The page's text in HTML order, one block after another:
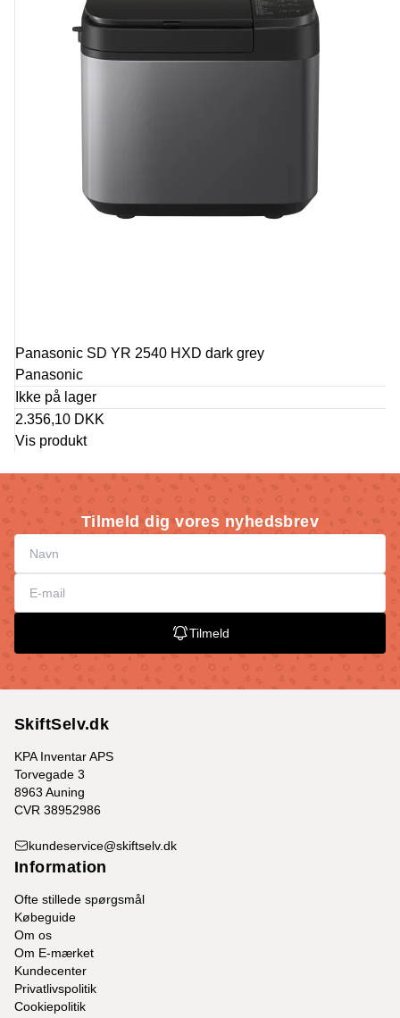
Panasonic SD YR 2540 HXD dark grey
Panasonic
Ikke på lager
2.356,10 DKK
Vis produkt
Tilmeld dig vores nyhedsbrev
Tilmeld
SkiftSelv.dk
KPA Inventar APS
Torvegade 3
8963 Auning
CVR 38952986
kundeservice@skiftselv.dk
Information
Ofte stillede spørgsmål
Købeguide
Om os
Om E-mærket
Kundecenter
Privatlivspolitik
Cookiepolitik